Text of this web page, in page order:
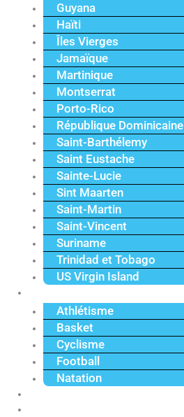
Guyana
Haïti
Îles Vierges
Jamaïque
Martinique
Montserrat
Porto-Rico
République Dominicaine
Saint-Barthélemy
Saint Eustache
Sainte-Lucie
Sint Maarten
Saint-Martin
Saint-Vincent
Suriname
Trinidad et Tobago
US Virgin Island
Athlétisme
Basket
Cyclisme
Football
Natation